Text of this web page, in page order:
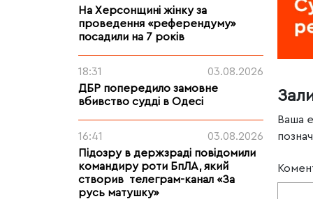
На Херсонщині жінку за
проведення «референдуму»
посадили на 7 років
18:31
03.08.2026
ДБР попередило замовне
вбивство судді в Одесі
16:41
03.08.2026
Підозру в держзраді повідомили
командиру роти БпЛА, який
створив телеграм-канал «За
русь матушку»
Ваша